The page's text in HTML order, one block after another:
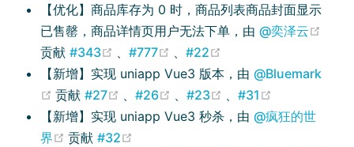
【优化】商品库存为 0 时，商品列表商品封面显示
已售罄，商品详情页用户无法下单，由@奕泽云
贡献#343 (opens new window)
、#777 (opens new window)
、#22
【新增】实现 uniapp Vue3 版本，由@Bluemark
(opens new window)
贡献#27 (opens new window)
、#26 (opens new window)
、#23 (opens new window)
、#31
【新增】实现 uniapp Vue3 秒杀，由@疯狂的世
界
(opens new window)
贡献#32